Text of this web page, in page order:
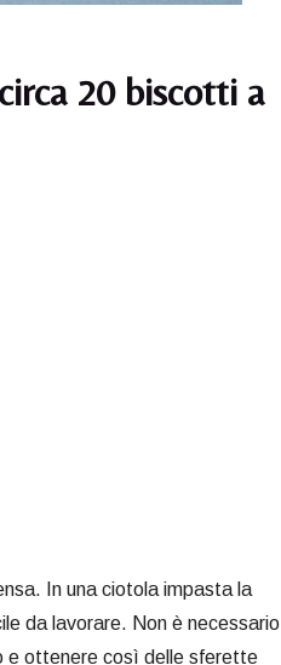
20 biscotti a
In una ciotola impasta la
da lavorare. Non è necessario
e ottenere così delle sferette